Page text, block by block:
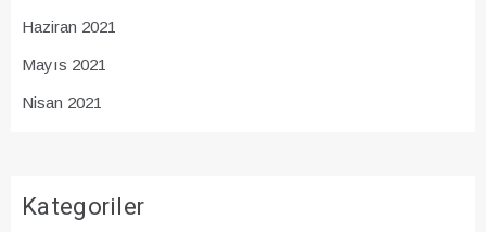
Haziran 2021
Mayıs 2021
Nisan 2021
Kategoriler